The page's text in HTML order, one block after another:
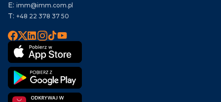
E: imm@imm.com.pl
T: +48 22 378 37 50